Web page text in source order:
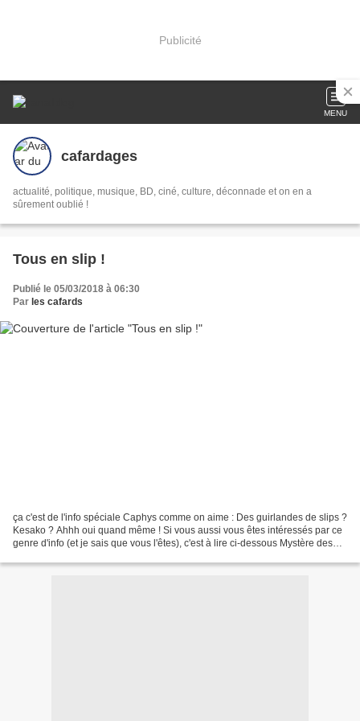
Publicité
MENU
cafardages
actualité, politique, musique, BD, ciné, culture, déconnade et on en a
sûrement oublié !
Tous en slip !
Publié le 05/03/2018 à 06:30
Par les cafards
ça c'est de l'info spéciale Caphys comme on aime : Des guirlandes de slips ?
Kesako ? Ahhh oui quand même ! Si vous aussi vous êtes intéressés par ce
genre d'info (et je sais que vous l'êtes), c'est à lire ci-dessous Mystère des